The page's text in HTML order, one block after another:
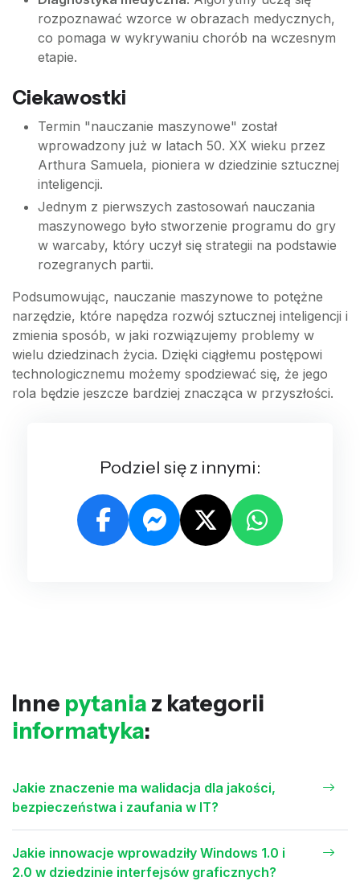
rozpoznawać wzorce w obrazach medycznych,
co pomaga w wykrywaniu chorób na wczesnym
etapie.
Ciekawostki
Termin "nauczanie maszynowe" został
wprowadzony już w latach 50. XX wieku przez
Arthura Samuela, pioniera w dziedzinie sztucznej
inteligencji.
Jednym z pierwszych zastosowań nauczania
maszynowego było stworzenie programu do gry
w warcaby, który uczył się strategii na podstawie
rozegranych partii.
Podsumowując, nauczanie maszynowe to potężne
narzędzie, które napędza rozwój sztucznej inteligencji i
zmienia sposób, w jaki rozwiązujemy problemy w
wielu dziedzinach życia. Dzięki ciągłemu postępowi
technologicznemu możemy spodziewać się, że jego
rola będzie jeszcze bardziej znacząca w przyszłości.
Podziel się z innymi:
Inne pytania z kategorii
informatyka:
Jakie znaczenie ma walidacja dla jakości,
bezpieczeństwa i zaufania w IT?
Jakie innowacje wprowadziły Windows 1.0 i
2.0 w dziedzinie interfejsów graficznych?